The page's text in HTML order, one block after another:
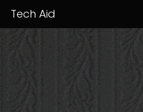
Tech Aid